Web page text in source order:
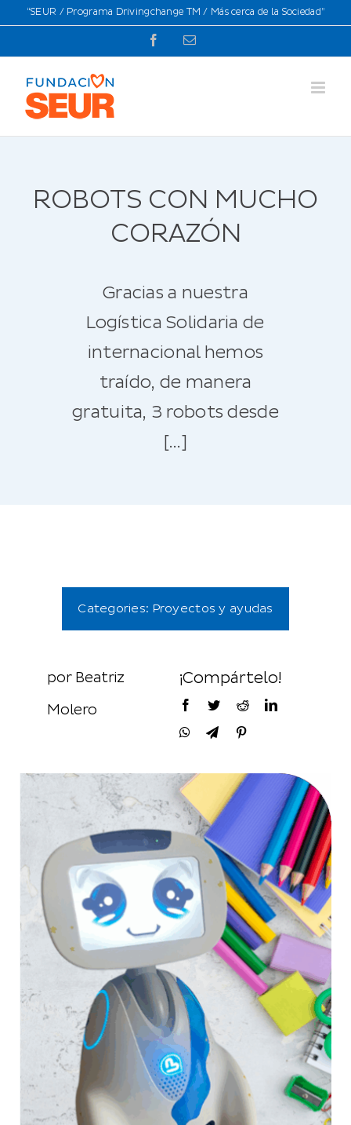
Saltar
al
“SEUR / Programa Drivingchange TM / Más cerca de la Sociedad”
FacebookCorreo
ROBOTS CON MUCHO
CORAZÓN
Gracias a nuestra
Logística Solidaria de
internacional hemos
traído, de manera
gratuita, 3 robots desde
[…]
Categories: Proyectos y ayudas
por Beatriz
Molero
¡Compártelo!